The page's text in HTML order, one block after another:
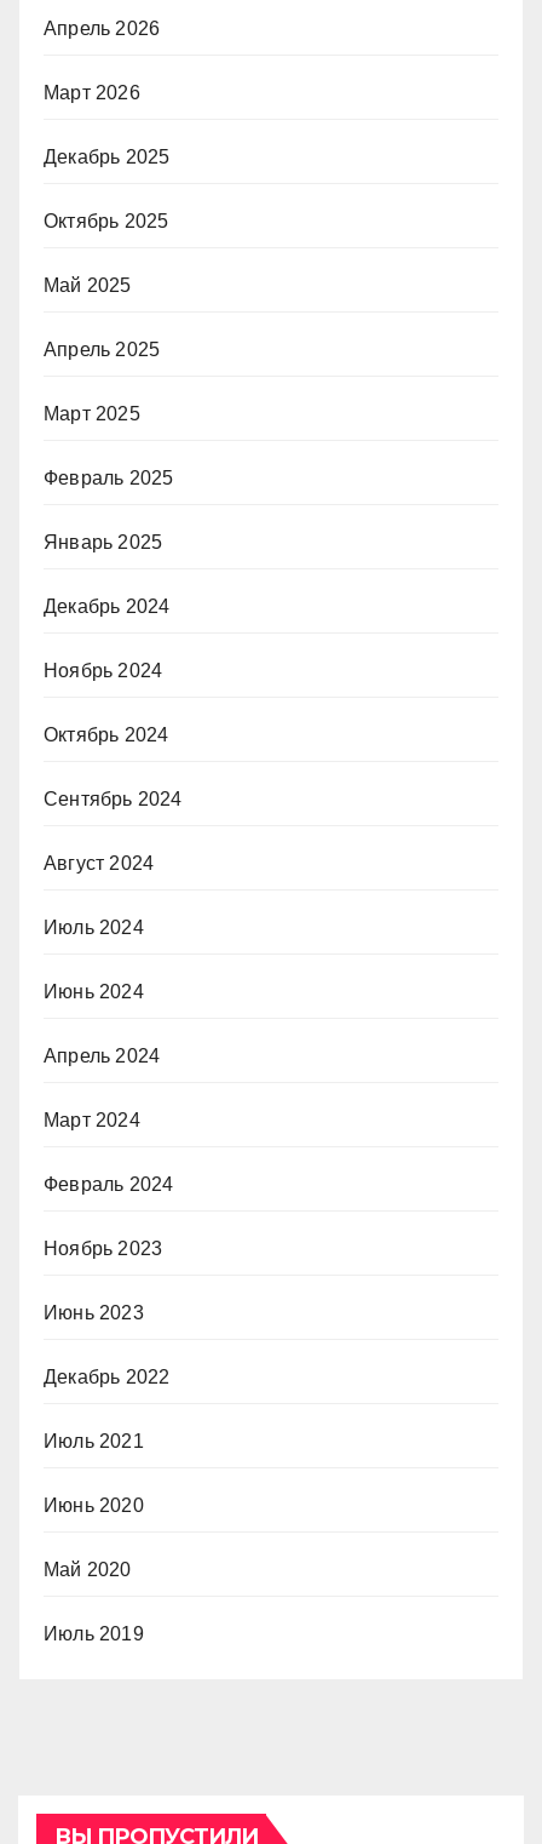
Апрель 2026
Март 2026
Декабрь 2025
Октябрь 2025
Май 2025
Апрель 2025
Март 2025
Февраль 2025
Январь 2025
Декабрь 2024
Ноябрь 2024
Октябрь 2024
Сентябрь 2024
Август 2024
Июль 2024
Июнь 2024
Апрель 2024
Март 2024
Февраль 2024
Ноябрь 2023
Июнь 2023
Декабрь 2022
Июль 2021
Июнь 2020
Май 2020
Июль 2019
ВЫ ПРОПУСТИЛИ